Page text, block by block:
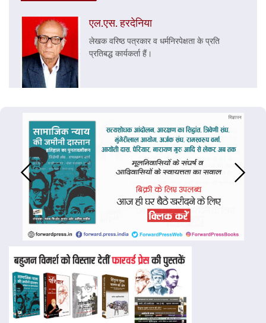
एल.एस. हरदेनिया
लेखक वरिष्ठ पत्रकार व धर्मनिरपेक्षता के प्रति
प्रतिबद्ध कार्यकर्ता हैं।